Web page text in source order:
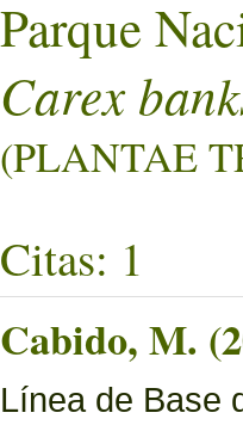
Parque
Carex
(PLANTAE
Citas: 1
Cabido, M.
Línea de Base